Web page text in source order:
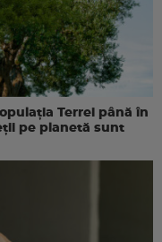
Terrei până în
pe planetă sunt